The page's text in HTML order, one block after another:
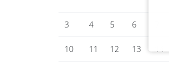
3 4 5 6
10 11 12 13 14